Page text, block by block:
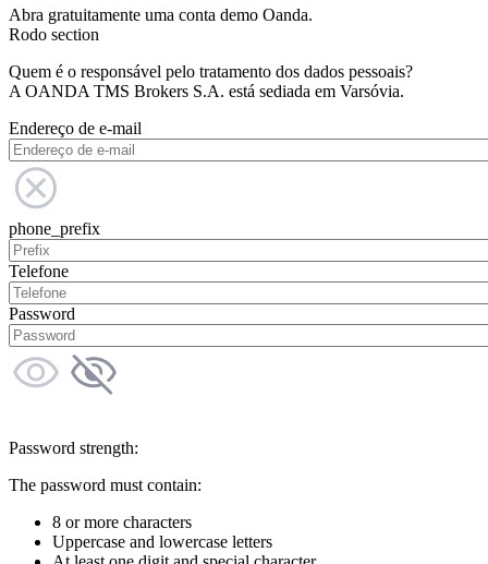
Abra gratuitamente uma conta demo Oanda.
Rodo section
Quem é o responsável pelo tratamento dos dados pessoais?
A OANDA TMS Brokers S.A. está sediada em Varsóvia.
Endereço de e-mail
phone_prefix
Telefone
Password
Password strength:
The password must contain:
8 or more characters
Uppercase and lowercase letters